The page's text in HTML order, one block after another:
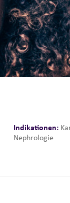
Indikationen:
Nephrologie